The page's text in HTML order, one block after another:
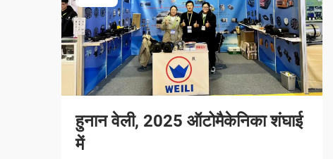
हुनान वेली, 2025 ऑटोमैकेनिका शंघाई
में